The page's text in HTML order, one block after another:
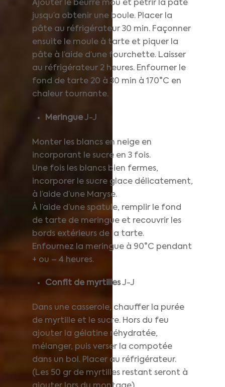
Ajouter le beurre mou et pétrir la pâte
jusqu’a obtenir une boule. Placer la
pâte au réfrigérateur 30 min. Façonner
ensuite le moule à tarte et piquer la
pâte à l’aide d’une fourchette. Laisser
au réfrigérateur 2 heures. Enfourner le
fond de tarte 20 à 30 min à 170°C en
chaleur tournante.
MeringueJ-J
Monter les blancs en neige en
incorporant le sucre en 3 fois.
Une fois les blancs bien fermes,
incorporer le sucre glace délicatement,
à l’aide d’une Maryse.
À l’aide d’une spatule, remplir le fond
de tarte de meringue et recouvrir les
bords extérieurs de la tarte.
Enfournez la meringue à 90°C pendant
+ ou – 4 heures.
Confit de myrtillesJ-J
Dans une casserole, chauffer la purée
de myrtille et le sucre. Hors du feu
ajouter la gélatine réhydratée,
mélanger, puis verser la compotée
dans un bol. Placer au réfrigérateur.
(Les 50 gr de myrtilles restant seront à